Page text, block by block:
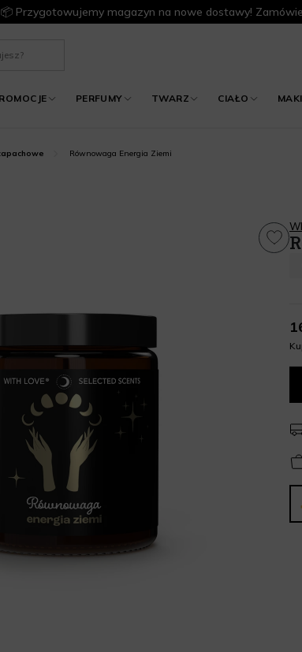
📦 Przygotowujemy magazyn na nowe dostawy!
PERFUMY TWARZ CIAŁO
Równowaga Energia Ziemi